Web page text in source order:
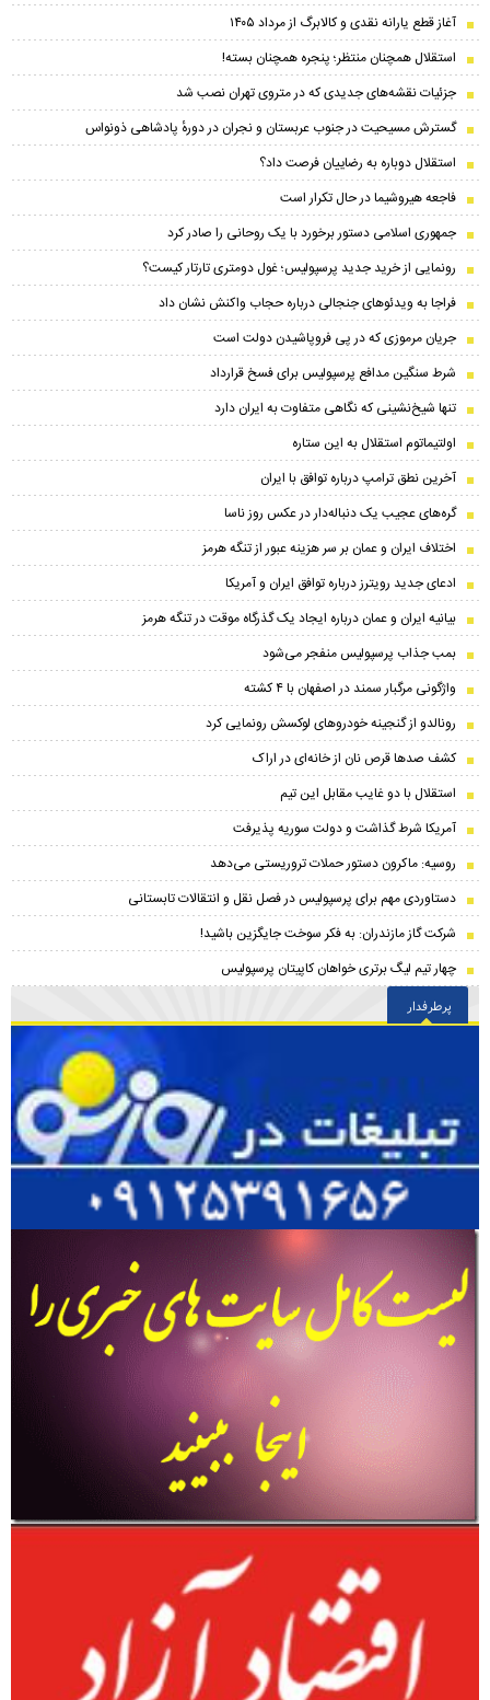
آغاز قطع یارانه نقدی و کالابرگ از مرداد ۱۴۰۵
استقلال همچنان منتظر؛ پنجره همچنان بسته!
جزئیات نقشه‌های جدیدی که در متروی تهران نصب شد
گسترش مسیحیت در جنوب عربستان و نجران در دورهٔ پادشاهی ذونواس
استقلال دوباره به رضاییان فرصت داد؟
فاجعه هیروشیما در حال تکرار است
جمهوری اسلامی دستور برخورد با یک روحانی را صادر کرد
رونمایی از خرید جدید پرسپولیس؛ غول دومتری تارتار کیست؟
فراجا به ویدئوهای جنجالی درباره حجاب واکنش نشان داد
جریان مرموزی که در پی فروپاشیدن دولت است
شرط سنگین مدافع پرسپولیس برای فسخ قرارداد
تنها شیخ‌نشینی که نگاهی متفاوت به ایران دارد
اولتیماتوم استقلال به این ستاره
آخرین نطق ترامپ درباره توافق با ایران
گره‌های عجیب یک دنباله‌دار در عکس روز ناسا
اختلاف ایران و عمان بر سر هزینه عبور از تنگه هرمز
ادعای جدید رویترز درباره توافق ایران و آمریکا
بیانیه ایران و عمان درباره ایجاد یک گذرگاه موقت در تنگه هرمز
بمب جذاب پرسپولیس منفجر می‌شود
واژگونی مرگبار سمند در اصفهان با ۴ کشته
رونالدو از گنجینه خودروهای لوکسش رونمایی کرد
کشف صدها قرص نان از خانه‌ای در اراک
استقلال با دو غایب مقابل این تیم
آمریکا شرط گذاشت و دولت سوریه پذیرفت
روسیه: ماکرون دستور حملات تروریستی می‌دهد
دستاوردی مهم برای پرسپولیس در فصل نقل و انتقالات تابستانی
شرکت گاز مازندران: به فکر سوخت جایگزین باشید!
چهار تیم لیگ برتری خواهان کاپیتان پرسپولیس
پرطرفدار